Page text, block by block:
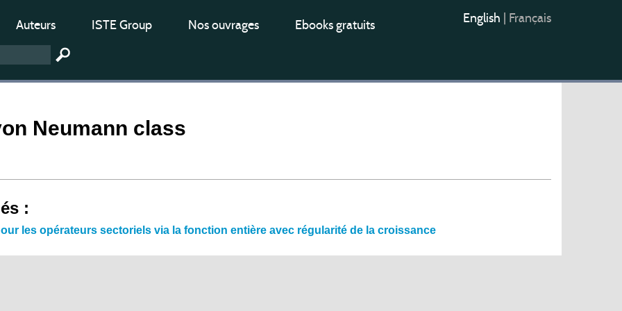
Auteurs ISTE Group Nos ouvrages Ebooks gratuits English Français
Neumann class
:
les opérateurs sectoriels via la fonction entière avec régularité de la croissance